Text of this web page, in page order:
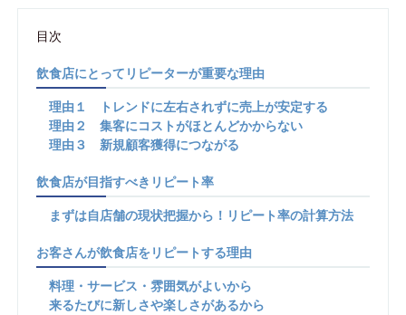
目次
飲食店にとってリピーターが重要な理由
理由１ トレンドに左右されずに売上が安定する
理由２ 集客にコストがほとんどかからない
理由３ 新規顧客獲得につながる
飲食店が目指すべきリピート率
まずは自店舗の現状把握から！リピート率の計算方法
お客さんが飲食店をリピートする理由
料理・サービス・雰囲気がよいから
来るたびに新しさや楽しさがあるから